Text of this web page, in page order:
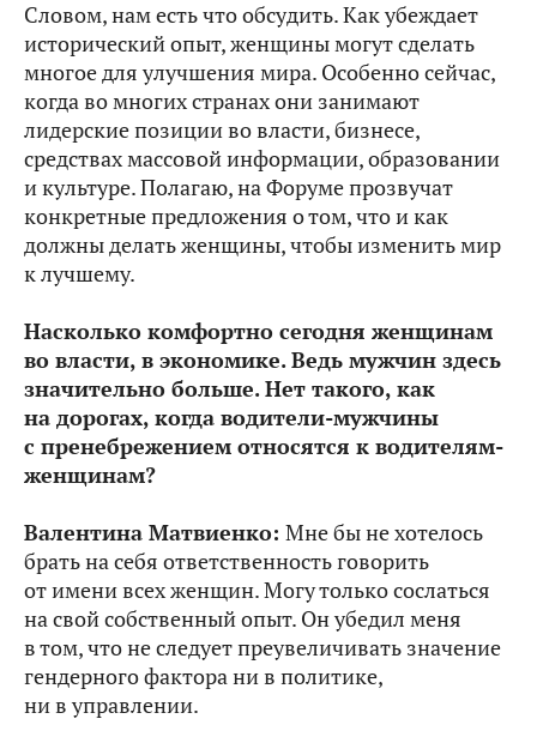
Словом, нам есть что обсудить. Как убеждает
исторический опыт, женщины могут сделать
многое для улучшения мира. Особенно сейчас,
когда во многих странах они занимают
лидерские позиции во власти, бизнесе,
средствах массовой информации, образовании
и культуре. Полагаю, на Форуме прозвучат
конкретные предложения о том, что и как
должны делать женщины, чтобы изменить мир
к лучшему.
Насколько комфортно сегодня женщинам
во власти, в экономике. Ведь мужчин здесь
значительно больше. Нет такого, как
на дорогах, когда водители-мужчины
с пренебрежением относятся к водителям-
женщинам?
Валентина Матвиенко: Мне бы не хотелось
брать на себя ответственность говорить
от имени всех женщин. Могу только сослаться
на свой собственный опыт. Он убедил меня
в том, что не следует преувеличивать значение
гендерного фактора ни в политике,
ни в управлении.